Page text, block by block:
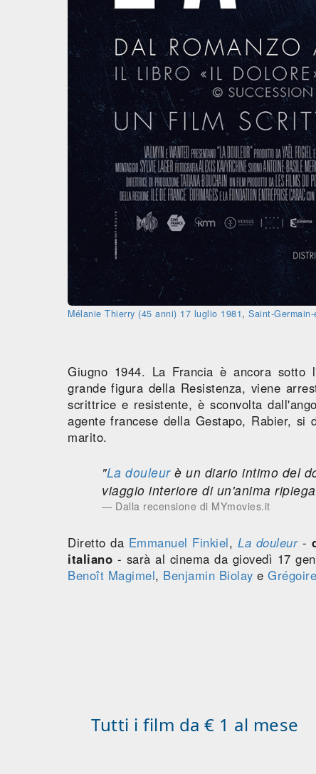
Mélanie Thierry (45 anni) 17 luglio 1981, Saint-
Giugno 1944. La Francia è ancora sotto
grande figura della Resistenza, viene
scrittrice e resistente, è sconvolta
agente francese della Gestapo, Rabier,
marito.
"La douleurè un diario intimo del
viaggio interiore di un'anima
Dalla recensione di MYmovies.it
Diretto da Emmanuel Finkiel,La douleur-
italiano - sarà al cinema da giovedì 17
Benoît Magimel, Benjamin Biolay e
Tutti i film da € 1 al mese